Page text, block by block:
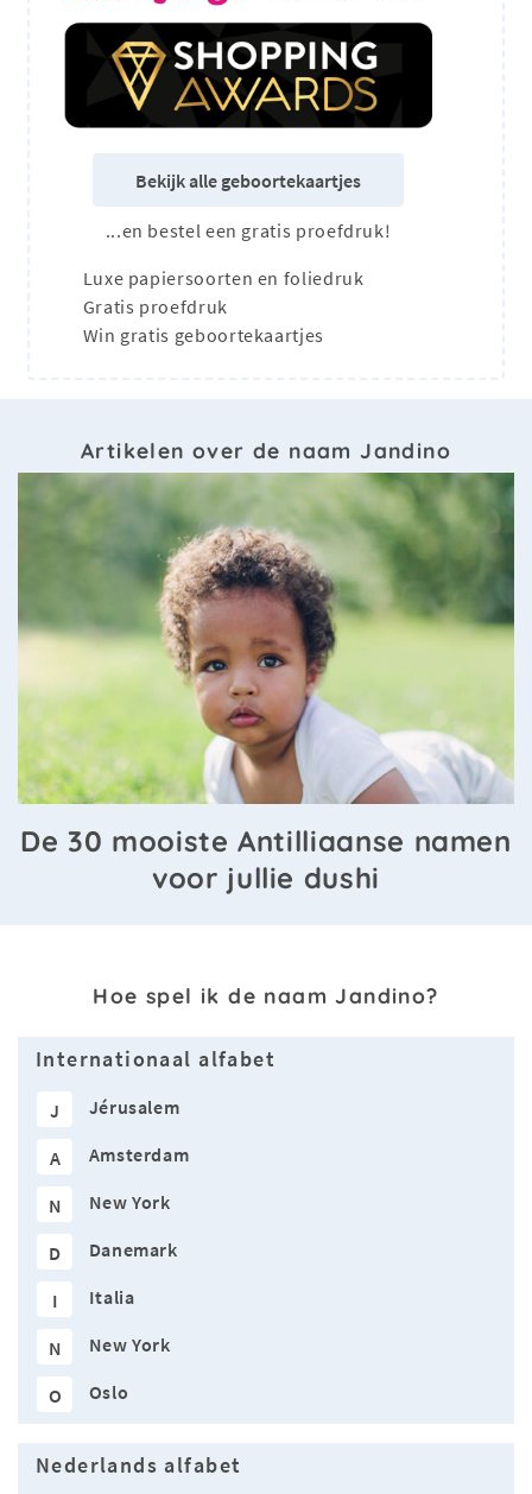
Bekijk alle geboortekaartjes
...en bestel een gratis proefdruk!
Luxe papiersoorten en foliedruk
Gratis proefdruk
Win gratis geboortekaartjes
Artikelen over de naam Jandino
De 30 mooiste Antilliaanse namen
voor jullie dushi
Hoe spel ik de naam Jandino?
Internationaal alfabet
J Jérusalem
A Amsterdam
N New York
D Danemark
I Italia
N New York
O Oslo
Nederlands alfabet